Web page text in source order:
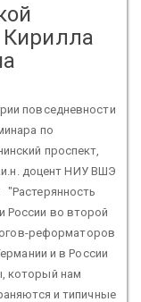
Кирилла
повседневности
по
проспект,
доцент НИУ ВШЭ
России во второй
реформаторов
и в России
который нам
и типичные